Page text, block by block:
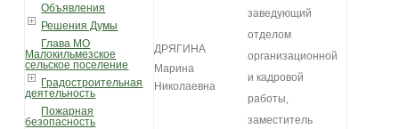
Объявления
Решения Думы
Глава МО
Малокильмезское
сельское поселение
Градостроительная
деятельность
Пожарная
безопасность
ДРЯГИНА
Марина
Николаевна
заведующий
отделом
организационной
и кадровой
работы,
заместитель